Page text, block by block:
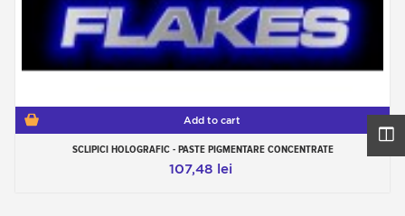
Add to cart
SCLIPICI HOLOGRAFIC - PASTE PIGMENTARE CONCENTRATE
107,48 lei